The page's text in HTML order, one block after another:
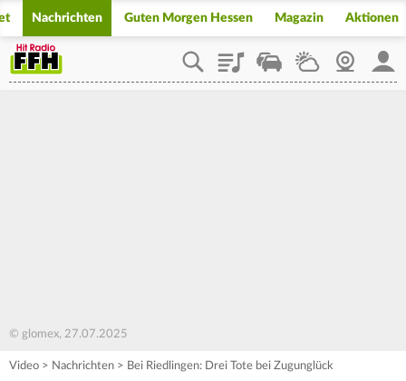
Nachrichten Guten Morgen Hessen Magazin Aktionen
PlaylistStaupilotWetterWebcam
© glomex, 27.07.2025
Video > Nachrichten > Bei Riedlingen: Drei Tote bei Zugunglück